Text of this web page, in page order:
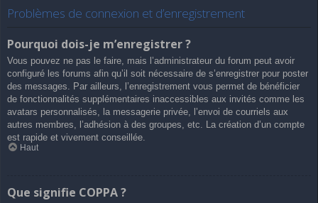
Problèmes de connexion et d’enregistrement
Pourquoi dois-je m’enregistrer ?
Vous pouvez ne pas le faire, mais l’administrateur du forum peut avoir
configuré les forums afin qu’il soit nécessaire de s’enregistrer pour poster
des messages. Par ailleurs, l’enregistrement vous permet de bénéficier
de fonctionnalités supplémentaires inaccessibles aux invités comme les
avatars personnalisés, la messagerie privée, l’envoi de courriels aux
autres membres, l’adhésion à des groupes, etc. La création d’un compte
est rapide et vivement conseillée.
Haut
Que signifie COPPA ?